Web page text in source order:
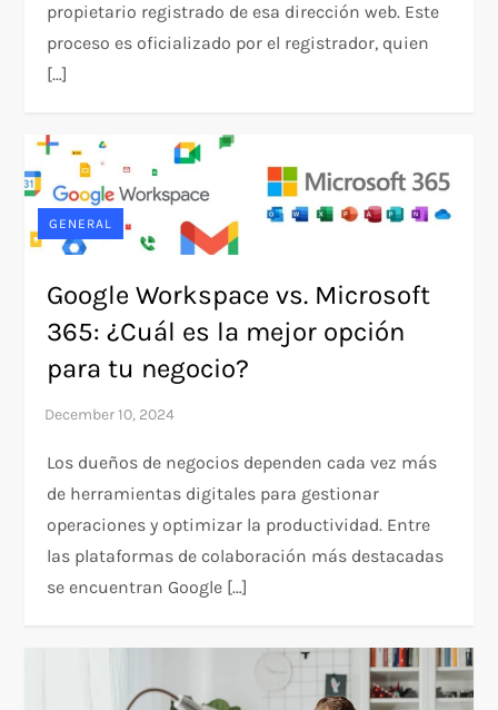
propietario registrado de esa dirección web. Este
proceso es oficializado por el registrador, quien
[…]
GENERAL
Google Workspace vs. Microsoft
365: ¿Cuál es la mejor opción
para tu negocio?
Los dueños de negocios dependen cada vez más
de herramientas digitales para gestionar
operaciones y optimizar la productividad. Entre
las plataformas de colaboración más destacadas
se encuentran Google […]